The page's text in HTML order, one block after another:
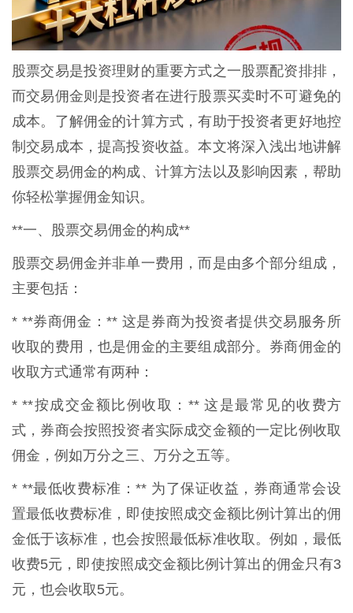
股票交易是投资理财的重要方式之一股票配资排排，
而交易佣金则是投资者在进行股票买卖时不可避免的
成本。了解佣金的计算方式，有助于投资者更好地控
制交易成本，提高投资收益。本文将深入浅出地讲解
股票交易佣金的构成、计算方法以及影响因素，帮助
你轻松掌握佣金知识。
**一、股票交易佣金的构成**
股票交易佣金并非单一费用，而是由多个部分组成，
主要包括：
* **券商佣金：** 这是券商为投资者提供交易服务所
收取的费用，也是佣金的主要组成部分。券商佣金的
收取方式通常有两种：
* **按成交金额比例收取：** 这是最常见的收费方
式，券商会按照投资者实际成交金额的一定比例收取
佣金，例如万分之三、万分之五等。
* **最低收费标准：** 为了保证收益，券商通常会设
置最低收费标准，即使按照成交金额比例计算出的佣
金低于该标准，也会按照最低标准收取。例如，最低
收费5元，即使按照成交金额比例计算出的佣金只有3
元，也会收取5元。